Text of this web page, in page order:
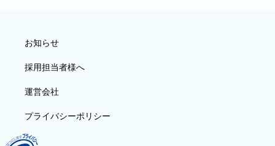
お知らせ
採用担当者様へ
運営会社
プライバシーポリシー